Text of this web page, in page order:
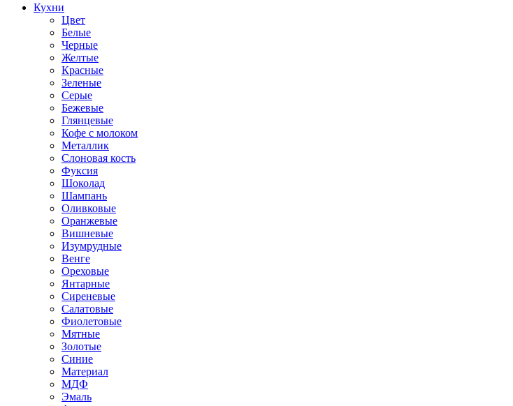
Кухни
Цвет
Белые
Черные
Желтые
Красные
Зеленые
Серые
Бежевые
Глянцевые
Кофе с молоком
Металлик
Слоновая кость
Фуксия
Шоколад
Шампань
Оливковые
Оранжевые
Вишневые
Изумрудные
Венге
Ореховые
Янтарные
Сиреневые
Салатовые
Фиолетовые
Мятные
Золотые
Синие
Материал
МДФ
Эмаль